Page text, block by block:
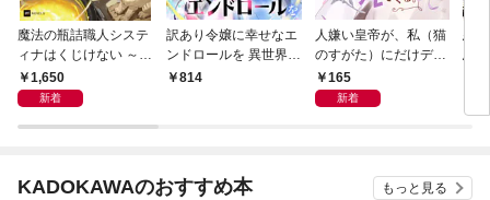
魔法の瓶詰職人システ
ィナはくじけない ～追
放された呪われ王女は
隠れた才能で一から幸
特典付き】
1,650
新着
訳あり令嬢に幸せなエ
ンドロールを 異世界ア
ンソロジーコミック
814
人嫌い皇帝が、私（猫
のすがた）にだけデレ
てくる。
165
新着
悪
思
生
KADOKAWAのおすすめ本 もっと見る